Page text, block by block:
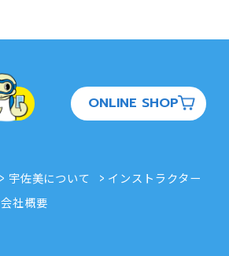
ONLINE SHOP
宇佐美について
インストラクター
会社概要